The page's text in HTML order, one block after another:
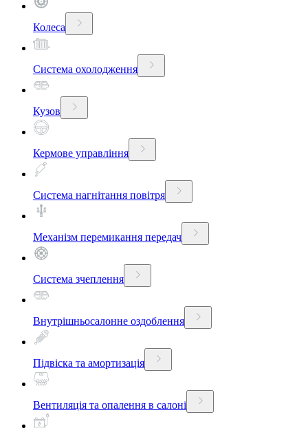
Колеса
Система охолодження
Кузов
Кермове управління
Система нагнітання повітря
Механізм перемикання передач
Система зчеплення
Внутрішньосалонне оздоблення
Підвіска та амортизація
Вентиляція та опалення в салоні